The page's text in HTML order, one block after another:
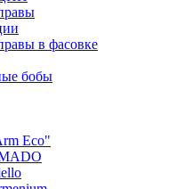
в фасовке
бобы
Eco"